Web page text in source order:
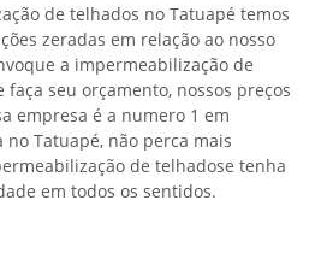
de telhados no Tatuapé temos
zeradas em relação ao nosso
a impermeabilização de
seu orçamento, nossos preços
empresa é a numero 1 em
Tatuapé, não perca mais
de telhadose tenha
em todos os sentidos.